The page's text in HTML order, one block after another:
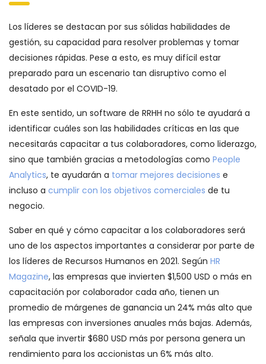
Los líderes se destacan por sus sólidas habilidades de
gestión, su capacidad para resolver problemas y tomar
decisiones rápidas. Pese a esto, es muy difícil estar
preparado para un escenario tan disruptivo como el
desatado por el COVID-19.
En este sentido, un software de RRHH no sólo te ayudará a
identificar cuáles son las habilidades críticas en las que
necesitarás capacitar a tus colaboradores, como liderazgo,
sino que también gracias a metodologías como People
Analytics, te ayudarán a tomar mejores decisiones e
incluso a cumplir con los objetivos comerciales de tu
negocio.
Saber en qué y cómo capacitar a los colaboradores será
uno de los aspectos importantes a considerar por parte de
los líderes de Recursos Humanos en 2021. Según HR
Magazine, las empresas que invierten $1,500 USD o más en
capacitación por colaborador cada año, tienen un
promedio de márgenes de ganancia un 24% más alto que
las empresas con inversiones anuales más bajas. Además,
señala que invertir $680 USD más por persona genera un
rendimiento para los accionistas un 6% más alto.